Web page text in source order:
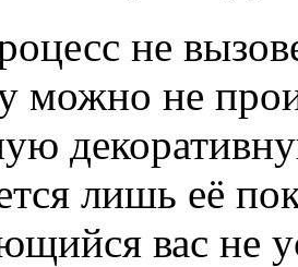
не
можно не
лишь её
вас не